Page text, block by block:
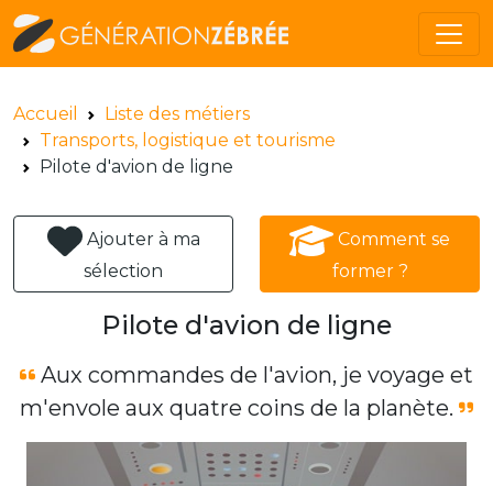
Accueil
Liste des métiers
Transports, logistique et tourisme
Pilote d'avion de ligne
Ajouter à ma
sélection
Comment se
former ?
Pilote d'avion de ligne
Aux commandes de l'avion, je voyage et
m'envole aux quatre coins de la planète.